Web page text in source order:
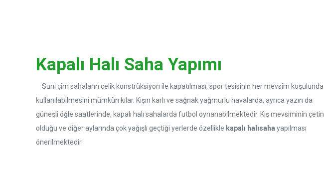
Kapalı Halı Saha Yapımı
Suni çim sahaların çelik konstrüksiyon ile kapatılması, spor tesisinin her mevsim koşulunda
kullanılabilmesini mümkün kılar. Kışın karlı ve sağnak yağmurlu havalarda, ayrıca yazın da
güneşli öğle saatlerinde, kapalı halı sahalarda futbol oynanabilmektedir. Kış mevsiminin çetin
olduğu ve diğer aylarında çok yağışlı geçtiği yerlerde özellikle kapalı halısaha yapılması
önerilmektedir.